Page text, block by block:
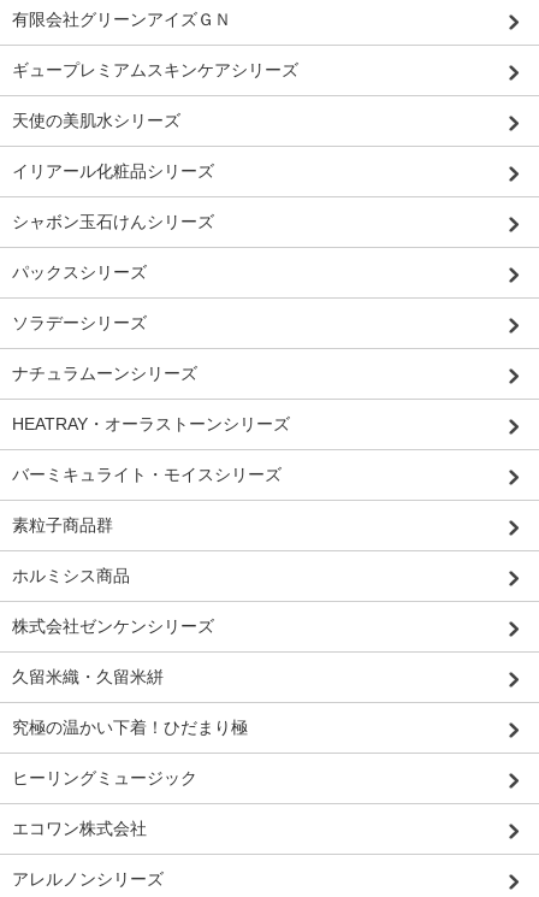
有限会社グリーンアイズＧＮ
ギュープレミアムスキンケアシリーズ
天使の美肌水シリーズ
イリアール化粧品シリーズ
シャボン玉石けんシリーズ
パックスシリーズ
ソラデーシリーズ
ナチュラムーンシリーズ
HEATRAY・オーラストーンシリーズ
バーミキュライト・モイスシリーズ
素粒子商品群
ホルミシス商品
株式会社ゼンケンシリーズ
久留米織・久留米絣
究極の温かい下着！ひだまり極
ヒーリングミュージック
エコワン株式会社
アレルノンシリーズ